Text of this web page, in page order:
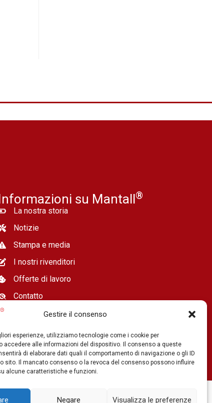
Gestire il consenso
esperienze, utilizziamo tecnologie come i cookie per
accedere alle informazioni del dispositivo. Il consenso a queste
di elaborare dati quali il comportamento di navigazione o gli ID
sito. Il mancato consenso o la revoca del consenso possono influire
alcune caratteristiche e funzioni.
Negare Visualizza le preferenze
su Mantall®
La nostra storia
Notizie
Stampa e media
I nostri rivenditori
Offerte di lavoro
Contatto